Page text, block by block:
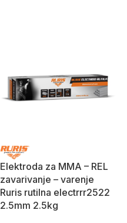
Elektroda za MMA – REL
zavarivanje – varenje
Ruris rutilna electrrr2522
2.5mm 2.5kg